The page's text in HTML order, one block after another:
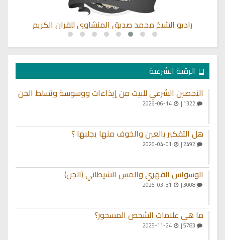
راديو الشيخ محمد صديق المنشاوي للقران الكريم
الرقية الشرعية
التحصين الشرعي للبيت من إيذاءات ووسوسة وتسلط الجن
2026-06-14
هل التفكير بالعين والخوف منها يجلبها ؟
الوسواس القهري والمس الشيطاني (الجن)
3008 |
ما هي علامات الشخص المسحور؟
2025-11-24